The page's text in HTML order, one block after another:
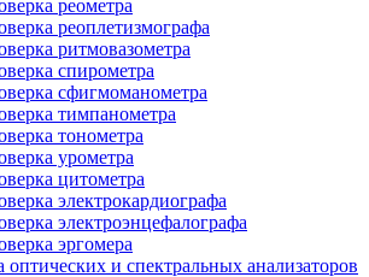
реометра
реоплетизмографа
ритмовазометра
спирометра
сфигмоманометра
тимпанометра
тонометра
урометра
цитометра
электрокардиографа
электроэнцефалографа
эргомера
оптических и спектральных анализаторов